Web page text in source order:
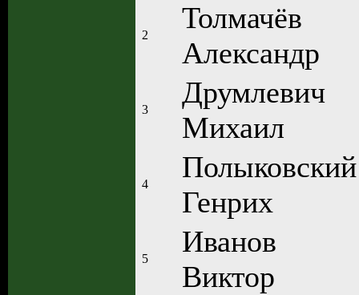
2
Толмачёв
Александр
3
Друмлевич
Михаил
4
Полыковский
Генрих
5
Иванов
Виктор